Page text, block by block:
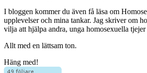
I bloggen kommer du även få läsa om
upplevelser och mina tankar. Jag skriver om
vilja att hjälpa andra, unga homosexuella
Allt med en lättsam ton.
Häng med!